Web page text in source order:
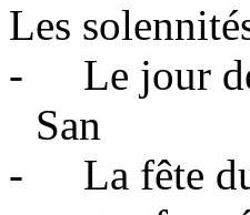
Les
-
Le jour
San
-
La fête